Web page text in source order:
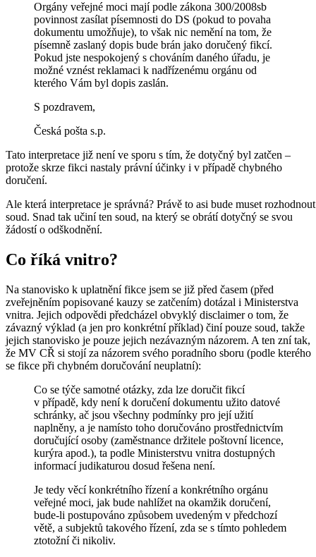
Orgány veřejné moci mají podle zákona 300/2008sb
povinnost zasílat písemnosti do DS (pokud to povaha
dokumentu umožňuje), to však nic nemění na tom, že
písemně zaslaný dopis bude brán jako doručený fikcí.
Pokud jste nespokojený s chováním daného úřadu, je
možné vznést reklamaci k nadřízenému orgánu od
kterého Vám byl dopis zaslán.
S pozdravem,
Česká pošta s.p.
Tato interpretace již není ve sporu s tím, že dotyčný byl zatčen –
protože skrze fikci nastaly právní účinky i v případě chybného
doručení.
Ale která interpretace je správná? Právě to asi bude muset rozhodnout
soud. Snad tak učiní ten soud, na který se obrátí dotyčný se svou
žádostí o odškodnění.
Co říká vnitro?
Na stanovisko k uplatnění fikce jsem se již před časem (před
zveřejněním popisované kauzy se zatčením) dotázal i Ministerstva
vnitra. Jejich odpovědi předcházel obvyklý disclaimer o tom, že
závazný výklad (a jen pro konkrétní příklad) činí pouze soud, takže
jejich stanovisko je pouze jejich nezávazným názorem. A ten zní tak,
že MV CŘ si stojí za názorem svého poradního sboru (podle kterého
se fikce při chybném doručování neuplatní):
Co se týče samotné otázky, zda lze doručit fikcí
v případě, kdy není k doručení dokumentu užito datové
schránky, ač jsou všechny podmínky pro její užití
naplněny, a je namísto toho doručováno prostřednictvím
doručující osoby (zaměstnance držitele poštovní licence,
kurýra apod.), ta podle Ministerstvu vnitra dostupných
informací judikaturou dosud řešena není.
Je tedy věcí konkrétního řízení a konkrétního orgánu
veřejné moci, jak bude nahlížet na okamžik doručení,
bude-li postupováno způsobem uvedeným v předchozí
větě, a subjektů takového řízení, zda se s tímto pohledem
ztotožní či nikoliv.